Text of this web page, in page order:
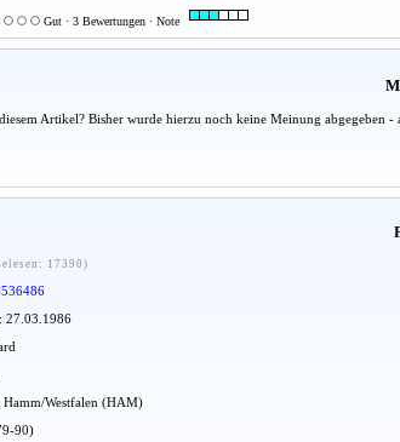
Gut · 3 Bewertungen · Note
Artikel? Bisher wurde hierzu noch keine Meinung abgegeben -
17390)
27.03.1986
Westfalen (HAM)
90)